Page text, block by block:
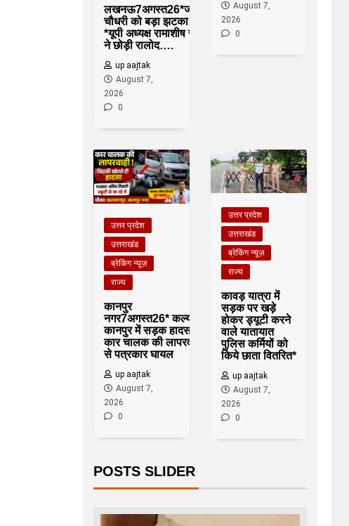
लखनऊ7अगस्त26*जयंत
चौधरी को बड़ा झटका…
*यूपी अध्यक्ष रामाशीष राय
ने छोड़ी रालोद….
up aajtak
August 7,
2026
0
August 7,
2026
0
उत्तर प्रदेश
उत्तराखंड
ब्रेकिंग न्यूज़
राज्य
कानपुर
नगर7अगस्त26* कल्याणपुर
कानपुर में सड़क हादसा,
कार चालक की लापरवाही
से पत्रकार घायल
up aajtak
August 7,
2026
0
उत्तर प्रदेश
उत्तराखंड
ब्रेकिंग न्यूज़
राज्य
कावड़ यात्रा में
सड़क पर खड़े
होकर ड्यूटी करने
वाले यातायात
पुलिस कर्मियों को
किये छाता वितरित*
up aajtak
August 7,
2026
0
POSTS SLIDER